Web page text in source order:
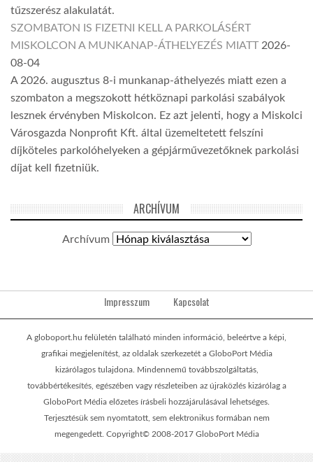
tűzszerész alakulatát.
SZOMBATON IS FIZETNI KELL A PARKOLÁSÉRT
MISKOLCON A MUNKANAP-ÁTHELYEZÉS MIATT 2026-
08-04
A 2026. augusztus 8-i munkanap-áthelyezés miatt ezen a
szombaton a megszokott hétköznapi parkolási szabályok
lesznek érvényben Miskolcon. Ez azt jelenti, hogy a Miskolci
Városgazda Nonprofit Kft. által üzemeltetett felszíni
díjköteles parkolóhelyeken a gépjárművezetőknek parkolási
díjat kell fizetniük.
ARCHÍVUM
Archívum
Impresszum Kapcsolat
A globoport.hu felületén található minden információ, beleértve a képi,
grafikai megjelenítést, az oldalak szerkezetét a GloboPort Média
kizárólagos tulajdona. Mindennemű továbbszolgáltatás,
továbbértékesítés, egészében vagy részleteiben az újraközlés kizárólag a
GloboPort Média előzetes írásbeli hozzájárulásával lehetséges.
Terjesztésük sem nyomtatott, sem elektronikus formában nem
megengedett. Copyright© 2008-2017 GloboPort Média